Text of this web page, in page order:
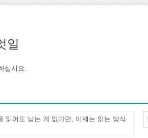
일
십시요.
읽어도 남는 게 없다면, 이제는 읽는 방식